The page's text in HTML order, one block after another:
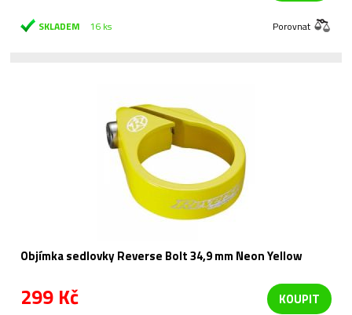
SKLADEM 16 ks Porovnat
Objímka sedlovky Reverse Bolt 34,9 mm Neon Yellow
299 Kč KOUPIT